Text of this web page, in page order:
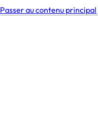
Passer au contenu principal